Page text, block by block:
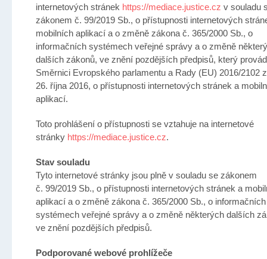
internetových stránek https://mediace.justice.cz v souladu
zákonem č. 99/2019 Sb., o přístupnosti internetových
mobilních aplikací a o změně zákona č. 365/2000 Sb., o
informačních systémech veřejné správy a o změně
dalších zákonů, ve znění pozdějších předpisů, který
Směrnici Evropského parlamentu a Rady (EU) 2016/2102
26. října 2016, o přístupnosti internetových stránek a
aplikací.
Toto prohlášení o přístupnosti se vztahuje na internetové
stránky https://mediace.justice.cz.
Stav souladu
Tyto internetové stránky jsou plně v souladu se zákonem
č. 99/2019 Sb., o přístupnosti internetových stránek a
aplikací a o změně zákona č. 365/2000 Sb., o informačních
systémech veřejné správy a o změně některých dalších
ve znění pozdějších předpisů.
Podporované webové prohlížeče